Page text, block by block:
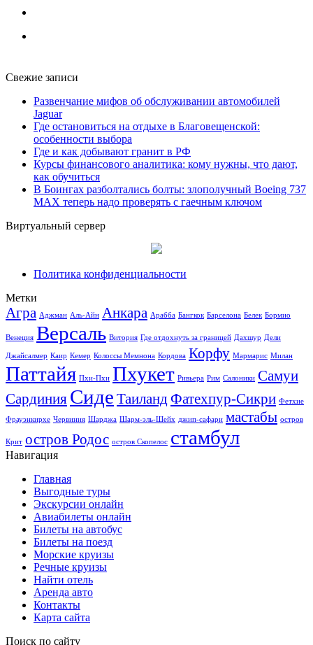
Свежие записи
Развенчание мифов об обслуживании автомобилей
Jaguar
Где остановиться на отдыхе в Благовещенской:
особенности выбора
Где и как добывают гранит в РФ
Курсы финансового аналитика: кому нужны, что дают,
как обучиться
В Боингах разболтались болты: злополучный Boeing 737
MAX теперь надо проверять с гаечным ключом
Виртуальный сервер
Политика конфиденциальности
Метки
Агра Аджман Аль-Айн Анкара Арабба Бангкок Барселона Белек Бормио
Венеция Версаль Витория Где отдохнуть за границей Дахшур Дели
Джайсалмер Каир Кемер Колоссы Мемнона Кордова Корфу Мармарис Милан
Паттайя Пхи-Пхи Пхукет Ривьера Рим Салоники Самуи
Сардиния Сиде Таиланд Фатехпур-Сикри Фетхие
Фрауэнкирхе Червиния Шарджа Шарм-эль-Шейх джип-сафари мастабы остров
Крит остров Родос остров Скопелос стамбул
Навигация
Главная
Выгодные туры
Экскурсии онлайн
Авиабилеты онлайн
Билеты на автобус
Билеты на поезд
Морские круизы
Речные круизы
Найти отель
Аренда авто
Контакты
Карта сайта
Поиск по сайту